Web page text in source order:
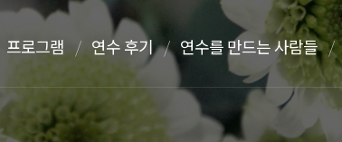
프로그램 연수 후기 연수를 만드는 사람들